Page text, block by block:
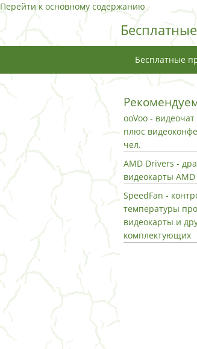
Перейти к основному содержанию
Бесплатные
ooVoo - видеочат
плюс
чел.
AMD Drivers -
видеокарты
SpeedFan -
температуры
видеокарты и
комплектующих